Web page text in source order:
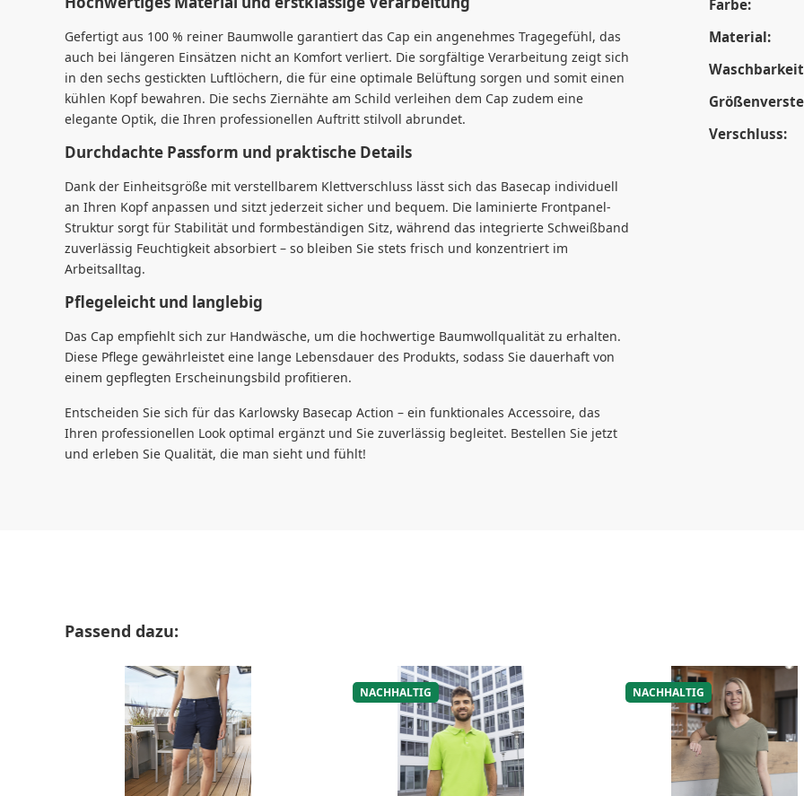
Gefertigt aus 100 % reiner Baumwolle garantiert das Cap ein angenehmes Tragegefühl, das
auch bei längeren Einsätzen nicht an Komfort verliert. Die sorgfältige Verarbeitung zeigt sich
in den sechs gestickten Luftlöchern, die für eine optimale Belüftung sorgen und somit einen
kühlen Kopf bewahren. Die sechs Ziernähte am Schild verleihen dem Cap zudem eine
elegante Optik, die Ihren professionellen Auftritt stilvoll abrundet.
Durchdachte Passform und praktische Details
Dank der Einheitsgröße mit verstellbarem Klettverschluss lässt sich das Basecap individuell
an Ihren Kopf anpassen und sitzt jederzeit sicher und bequem. Die laminierte Frontpanel-
Struktur sorgt für Stabilität und formbeständigen Sitz, während das integrierte Schweißband
zuverlässig Feuchtigkeit absorbiert – so bleiben Sie stets frisch und konzentriert im
Arbeitsalltag.
Pflegeleicht und langlebig
Das Cap empfiehlt sich zur Handwäsche, um die hochwertige Baumwollqualität zu erhalten.
Diese Pflege gewährleistet eine lange Lebensdauer des Produkts, sodass Sie dauerhaft von
einem gepflegten Erscheinungsbild profitieren.
Entscheiden Sie sich für das Karlowsky Basecap Action – ein funktionales Accessoire, das
Ihren professionellen Look optimal ergänzt und Sie zuverlässig begleitet. Bestellen Sie jetzt
und erleben Sie Qualität, die man sieht und fühlt!
Farbe:
Material:
Verschluss:
Produktgalerie überspringen
Passend dazu:
NACHHALTIG NACHHALTIG